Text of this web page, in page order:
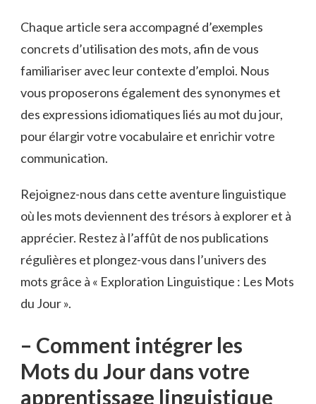
Chaque article sera‌ accompagné d’exemples
concrets⁢ d’utilisation des mots, afin de vous
familiariser avec leur contexte d’emploi. Nous
vous proposerons également des synonymes et
des expressions idiomatiques liés au⁣ mot ⁣du jour,
pour élargir votre vocabulaire et enrichir votre
communication.
Rejoignez-nous ‍dans ⁢cette aventure linguistique
où les mots deviennent des ⁢trésors à explorer ⁣et à
apprécier. Restez ​à l’affût de⁢ nos publications
régulières et plongez-vous dans ⁤l’univers​ des
mots grâce à « Exploration Linguistique : Les Mots
du Jour ».
– Comment​ intégrer ‍les⁢
Mots du Jour dans votre
apprentissage linguistique